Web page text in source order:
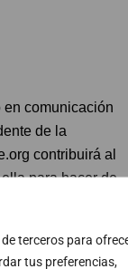
terceros para
tus preferencias,
en comunicación
de la
contribuirá al
para hacer de